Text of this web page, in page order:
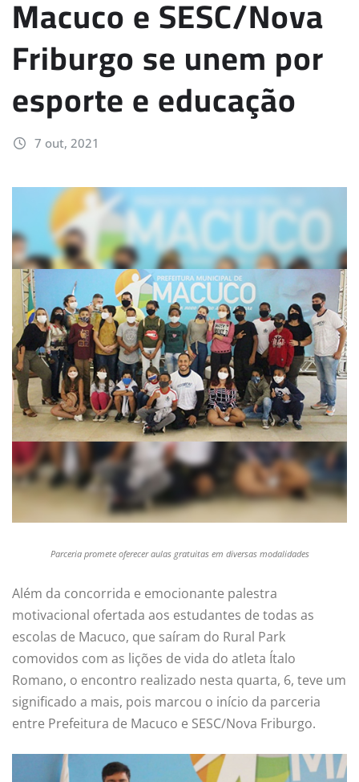
Macuco e SESC/Nova
Friburgo se unem por
esporte e educação
7 out, 2021
Parceria promete oferecer aulas gratuitas em diversas modalidades
Além da concorrida e emocionante palestra
motivacional ofertada aos estudantes de todas as
escolas de Macuco, que saíram do Rural Park
comovidos com as lições de vida do atleta Ítalo
Romano, o encontro realizado nesta quarta, 6, teve um
significado a mais, pois marcou o início da parceria
entre Prefeitura de Macuco e SESC/Nova Friburgo.